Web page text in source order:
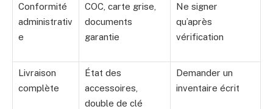
Conformité
administrativ
e
COC, carte grise,
documents
garantie
Ne signer
qu’après
vérification
Livraison
complète
État des
accessoires,
double de clé
Demander un
inventaire écrit